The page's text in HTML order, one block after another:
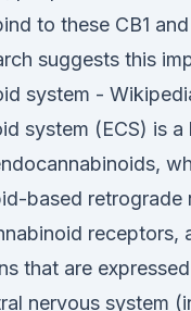
to these CB1
suggests this
system -
system (ECS) is
based retrograde
receptors,
that are
nervous system